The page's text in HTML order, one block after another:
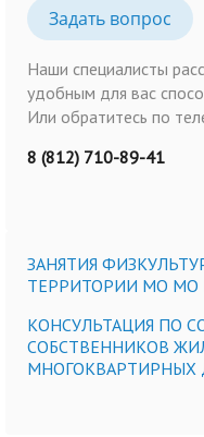
Задать вопрос
Наши специалисты
удобным для вас
Или обратитесь по
8 (812) 710-89-41
ЗАНЯТИЯ
ТЕРРИТОРИИ МО МО
КОНСУЛЬТАЦИЯ ПО
СОБСТВЕННИКОВ
МНОГОКВАРТИРНЫХ